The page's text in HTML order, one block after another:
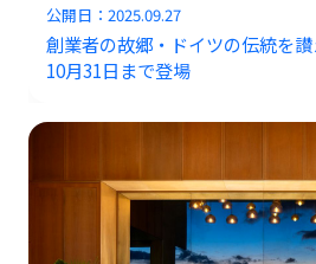
公開日：2025.09.27
創業者の故郷・ドイツの伝統を讃
10月31日まで登場